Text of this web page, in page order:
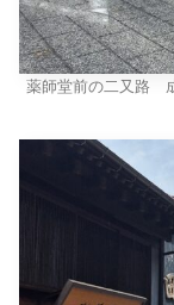
薬師堂前の二又路